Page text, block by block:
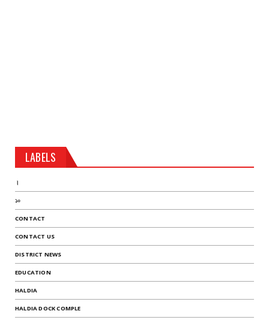
LABELS
।
১০
CONTACT
CONTACT US
DISTRICT NEWS
EDUCATION
HALDIA
HALDIA DOCK COMPLE